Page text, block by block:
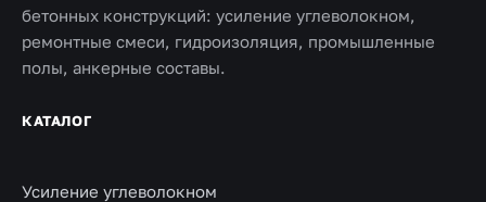
бетонных конструкций: усиление углеволокном,
ремонтные смеси, гидроизоляция, промышленные
полы, анкерные составы.
КАТАЛОГ
Усиление углеволокном